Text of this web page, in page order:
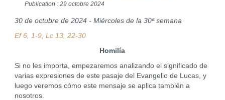
Publication : 29 octobre 2024
30 de octubre de 2024 - Miércoles de la 30ª semana
Ef 6, 1-9; Lc 13, 22-30
Homilía
Si no les importa, empezaremos analizando el significado de
varias expresiones de este pasaje del Evangelio de Lucas, y
luego veremos cómo este mensaje se aplica también a
nosotros.